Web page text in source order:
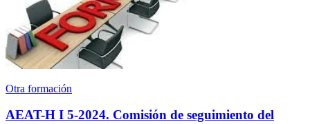
Otra formación
AEAT-H I 5-2024. Comisión de seguimiento del